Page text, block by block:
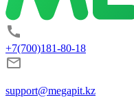
+7(700)181-80-18
support@megapit.kz